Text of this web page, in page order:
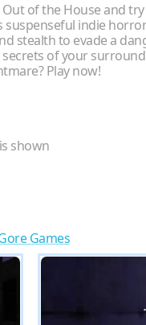
of the House and
suspenseful indie
stealth to evade a
of your
Play now!
shown
Games